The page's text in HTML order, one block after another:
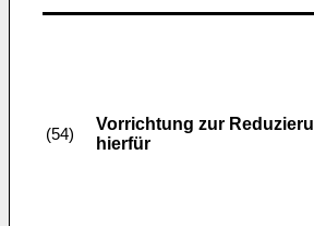
(54)
Vorrichtung zur
hierfür